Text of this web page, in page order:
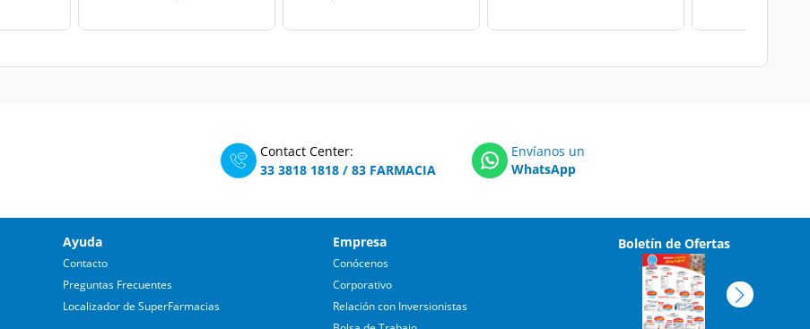
Contact Center:
33 3818 1818 / 83 FARMACIA
Envíanos un
WhatsApp
Ayuda
Contacto
Preguntas Frecuentes
Localizador de SuperFarmacias
Empresa
Conócenos
Corporativo
Relación con Inversionistas
Boletín de Ofertas